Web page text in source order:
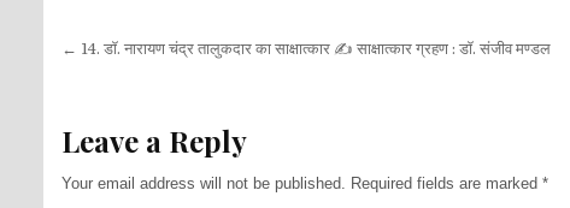
Post
← 14. डॉ. नारायण चंद्र तालुकदार का साक्षात्कार ✍ साक्षात्कार ग्रहण : डॉ. संजीव मण्डल
Leave a Reply
Your email address will not be published. Required fields are marked*